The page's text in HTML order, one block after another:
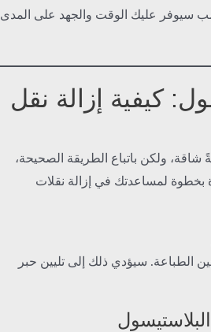
سيوفر عليك الوقت والجهد على المدى
كيفية إزالة نقل
شاقة، ولكن باتباع الطريقة الصحيحة،
بخطوة لمساعدتك في إزالة نقلات
الطباعة. سيؤدي ذلك إلى تليين حبر